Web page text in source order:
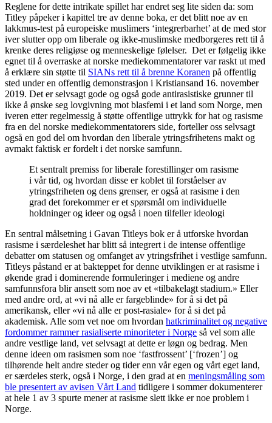
Reglene for dette intrikate spillet har endret seg lite siden da: som
Titley påpeker i kapittel tre av denne boka, er det blitt noe av en
lakkmus-test på europeiske muslimers ‘integrerbarhet’ at de med stor
iver slutter opp om liberale og ikke-muslimske medborgeres rett til å
krenke deres religiøse og menneskelige følelser. Det er følgelig ikke
egnet til å overraske at norske mediekommentatorer var raskt ut med
å erklære sin støtte til SIANs rett til å brenne Koranen på offentlig
sted under en offentlig demonstrasjon i Kristiansand 16. november
2019. Det er selvsagt gode og også gode antirasistiske grunner til
ikke å ønske seg lovgivning mot blasfemi i et land som Norge, men
iveren etter regelmessig å støtte offentlige uttrykk for hat og rasisme
fra en del norske mediekommentatorers side, forteller oss selvsagt
også en god del om hvordan den liberale ytringsfrihetens makt og
avmakt faktisk er fordelt i det norske samfunn.
Et sentralt premiss for liberale forestillinger om rasisme
i vår tid, og hvordan disse er koblet til forståelser av
ytringsfriheten og dens grenser, er også at rasisme i den
grad det forekommer er et spørsmål om individuelle
holdninger og ideer og også i noen tilfeller ideologi
En sentral målsetning i Gavan Titleys bok er å utforske hvordan
rasisme i særdeleshet har blitt så integrert i de intense offentlige
debatter om statusen og omfanget av ytringsfrihet i vestlige samfunn.
Titleys påstand er at bakteppet for denne utviklingen er at rasisme i
økende grad i dominerende formuleringer i mediene og andre
samfunnsfora blir ansett som noe av et «tilbakelagt stadium.» Eller
med andre ord, at «vi nå alle er fargeblinde» for å si det på
amerikansk, eller «vi nå alle er post-rasiale» for å si det på
akademisk. Alle som vet noe om hvordan hatkriminalitet og negative
fordommer rammer rasialiserte minoriteter i Norge så vel som alle
andre vestlige land, vet selvsagt at dette er løgn og bedrag. Men
denne ideen om rasismen som noe ‘fastfrossent’ [‘frozen’] og
tilhørende helt andre steder og tider enn vår egen og vårt eget land,
er særdeles sterk, også i Norge, i den grad at en meningsmåling som
ble presentert av avisen Vårt Land tidligere i sommer dokumenterer
at hele 1 av 3 spurte mener at rasisme slett ikke er noe problem i
Norge.